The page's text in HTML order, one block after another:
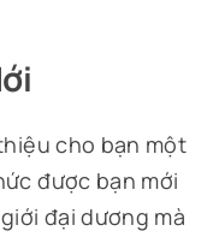
cho bạn một
được bạn mới
đại dương mà